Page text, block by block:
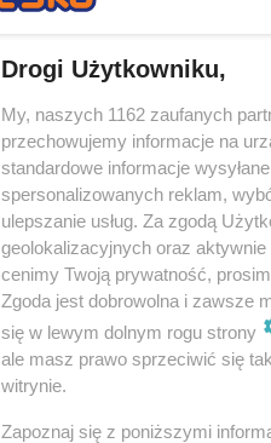
Justin Bieber
decyzją
Fani Justina Biebera
strony artysty.
koncertową na 2020
Ariana Grande
Drogi Użytkowniku,
My, naszych 1162 zaufanych
przechowujemy informacje na
standardowe informacje
spersonalizowanych reklam,
ulepszanie usług. Za zgodą
geolokalizacyjnych oraz
cenimy Twoją prywatność,
Zgoda jest dobrowolna i zawsze
się w lewym dolnym rogu strony
ale masz prawo sprzeciwić się
witrynie.
Zapoznaj się z poniższymi